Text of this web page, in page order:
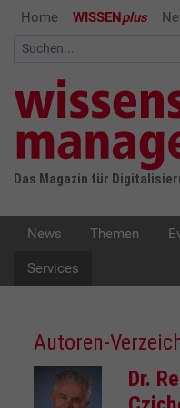
Home WISSENplus
Das Magazin für
News Themen
Services
Autoren-
Dr.